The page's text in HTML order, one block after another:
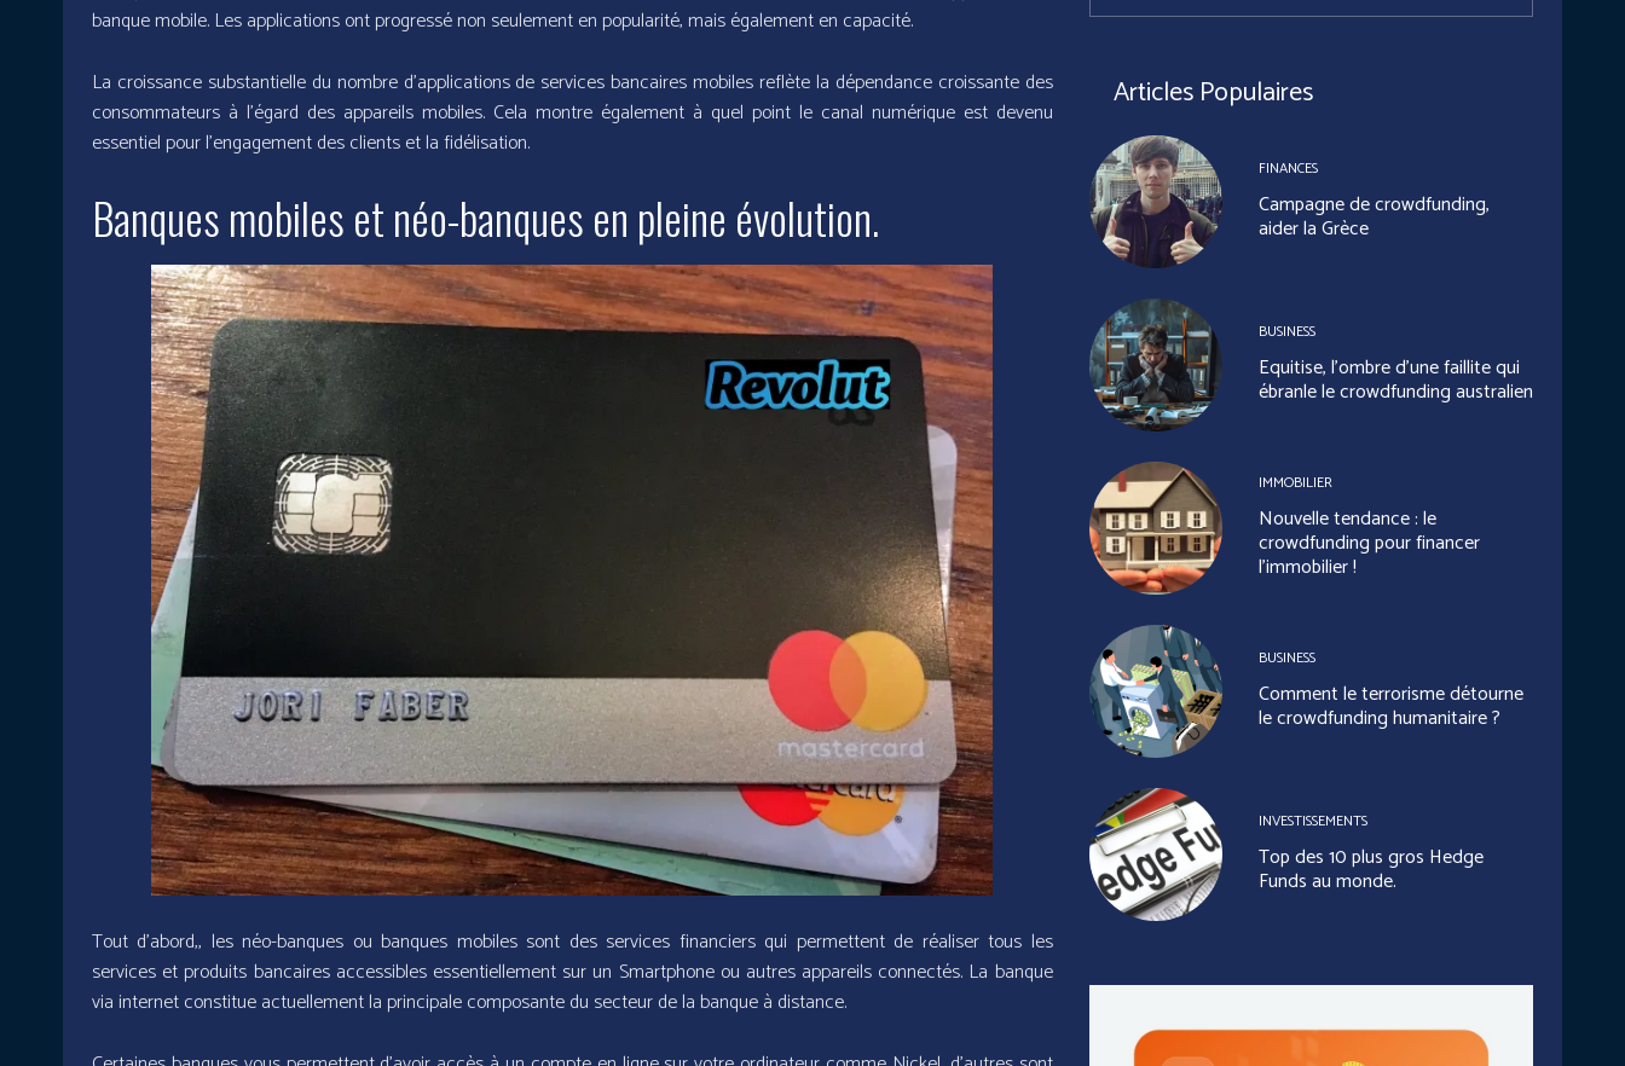
banque mobile. Les applications ont progressé non seulement en popularité, mais également en capacité.
La croissance substantielle du nombre d’applications de services bancaires mobiles reflète la dépendance croissante des
consommateurs à l’égard des appareils mobiles. Cela montre également à quel point le canal numérique est devenu
essentiel pour l’engagement des clients et la fidélisation.
Banques mobiles et néo-banques en pleine évolution.
Tout d’abord,, les néo-banques ou banques mobiles sont des services financiers qui permettent de réaliser tous les
services et produits bancaires accessibles essentiellement sur un Smartphone ou autres appareils connectés. La banque
via internet constitue actuellement la principale composante du secteur de la banque à distance.
Articles Populaires
FINANCES
Campagne de crowdfunding,
aider la Grèce
BUSINESS
Equitise, l’ombre d’une faillite qui
ébranle le crowdfunding australien
IMMOBILIER
Nouvelle tendance : le
crowdfunding pour financer
l’immobilier !
BUSINESS
Comment le terrorisme détourne
le crowdfunding humanitaire ?
INVESTISSEMENTS
Top des 10 plus gros Hedge
Funds au monde.